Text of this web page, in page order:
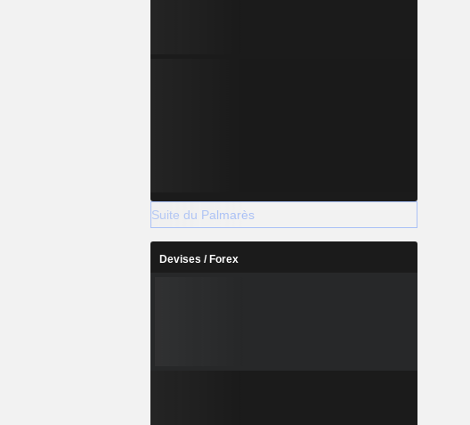
Suite du Palmarès
Devises / Forex